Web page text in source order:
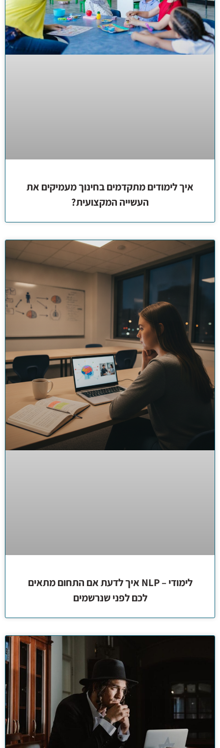
איך לימודים מתקדמים בחינוך מעמיקים את
העשייה המקצועית?
לימודי – NLP איך לדעת אם התחום מתאים
לכם לפני שנרשמים